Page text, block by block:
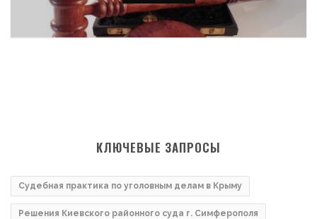
КЛЮЧЕВЫЕ ЗАПРОСЫ
Судебная практика по уголовным делам в Крыму
Решения Киевского районного суда г. Симферополя